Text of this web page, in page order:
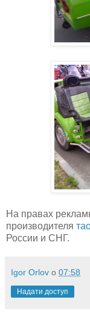
На правах
производителя
России и СНГ.
Igor Orlov о 07:58
Надати доступ